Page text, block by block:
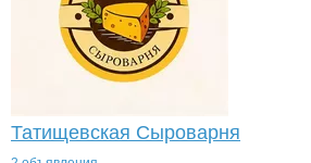
Татищевская Сыроварня